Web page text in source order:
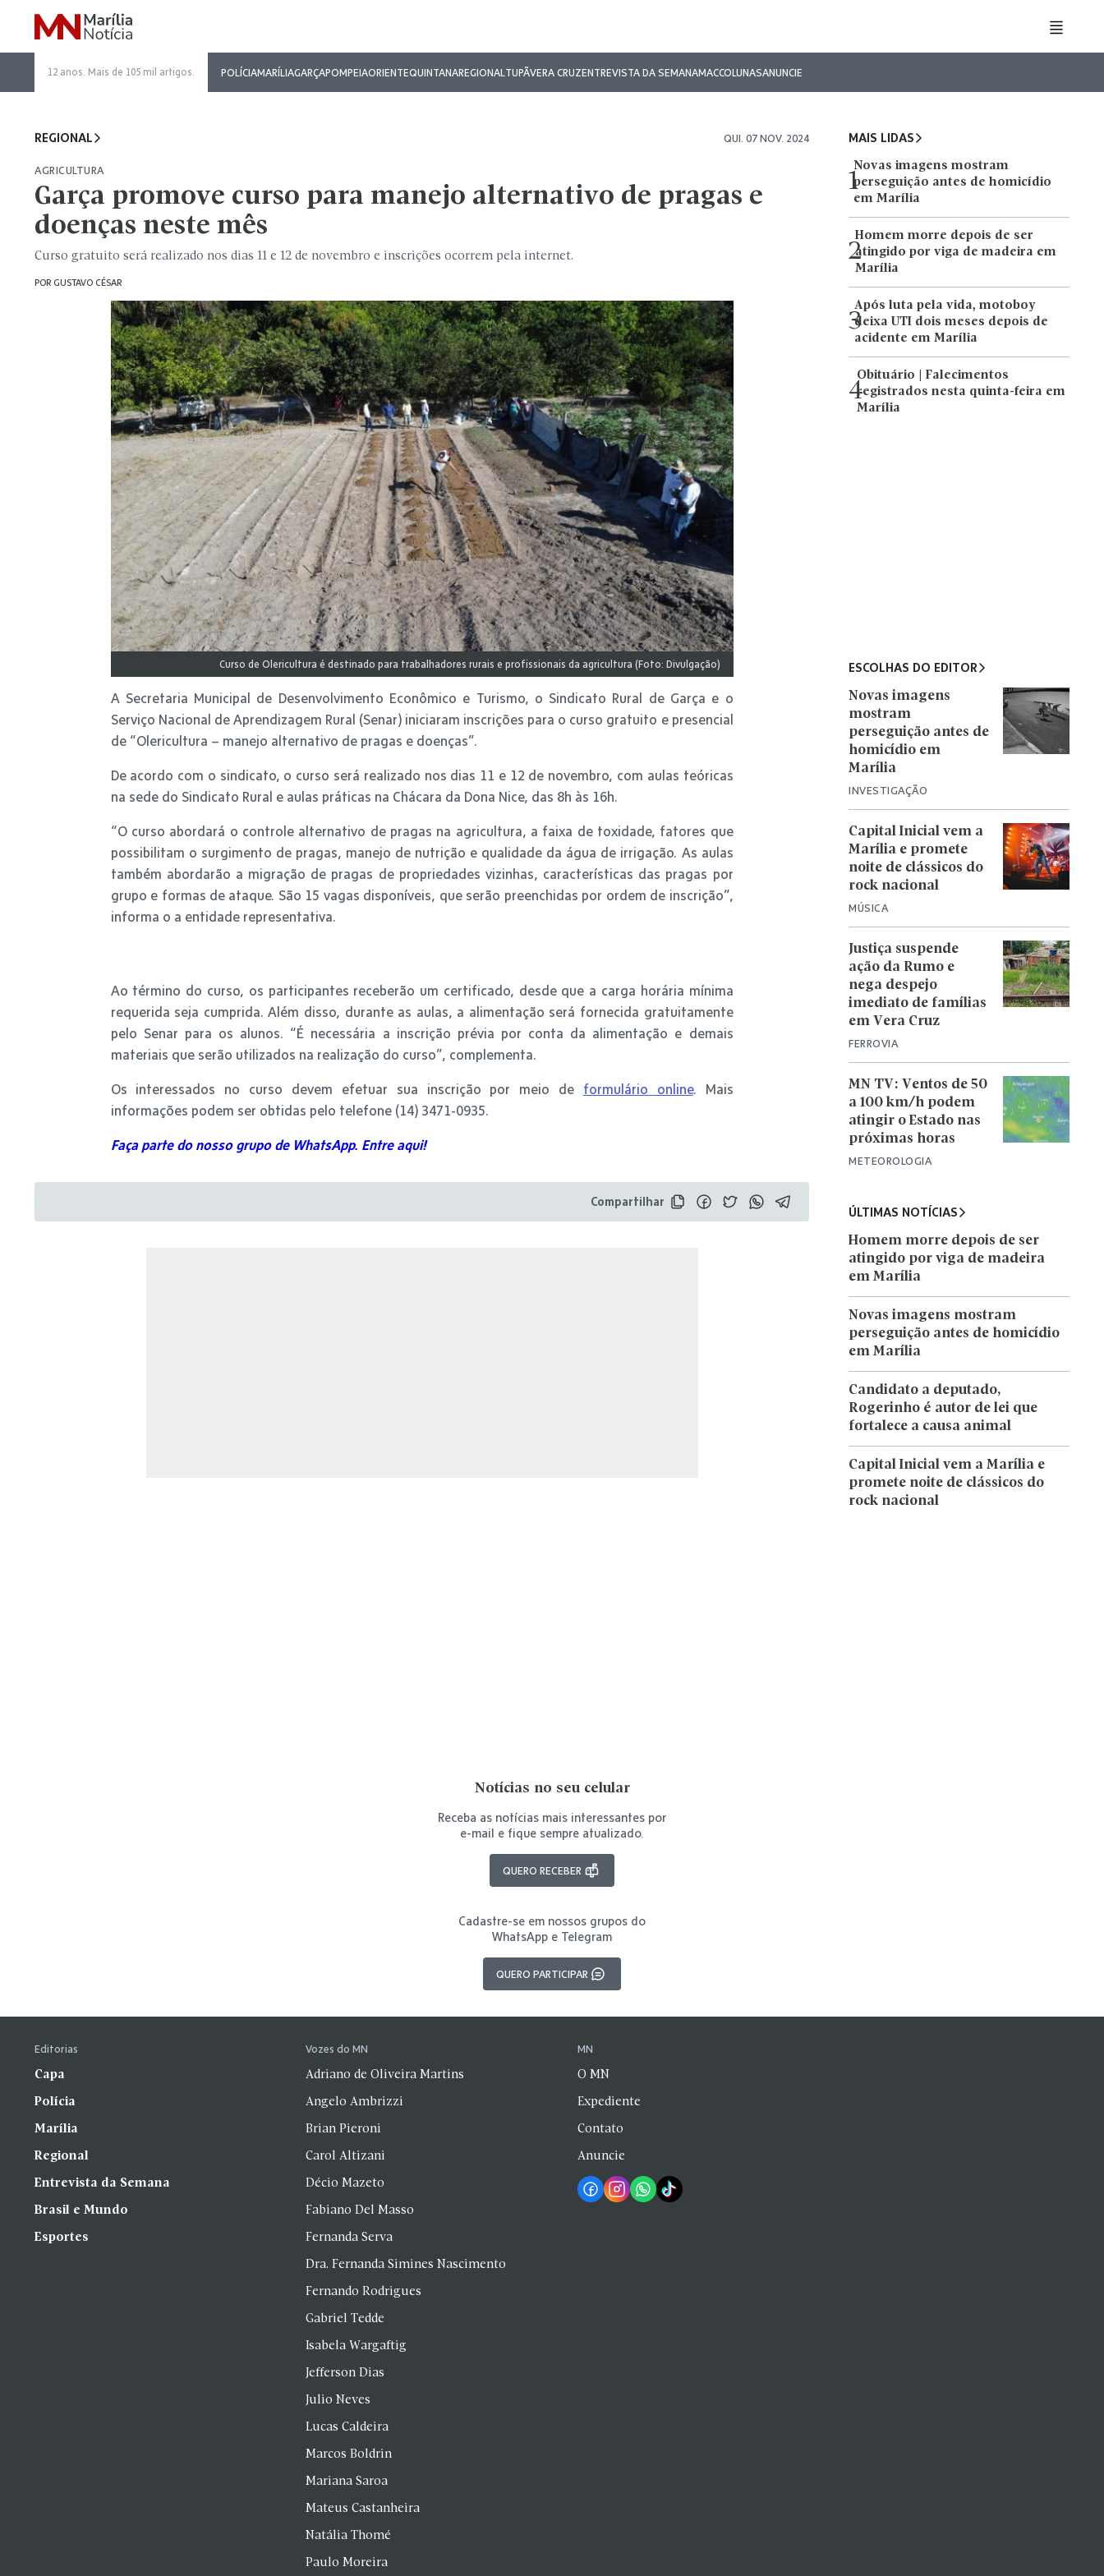
12 anos. Mais de 105 mil artigos. POLÍCIAMARÍLIAGARÇAPOMPEIAORIENTEQUINTANAREGIONALTUPÃVERA CRUZENTREVISTA DA SEMANAMACCOLUNASANUNCIE
REGIONAL QUI. 07 NOV. 2024
AGRICULTURA
Garça promove curso para manejo alternativo de pragas e
doenças neste mês
Curso gratuito será realizado nos dias 11 e 12 de novembro e inscrições ocorrem pela internet.
POR GUSTAVO CÉSAR
Curso de Olericultura é destinado para trabalhadores rurais e profissionais da agricultura (Foto: Divulgação)
A Secretaria Municipal de Desenvolvimento Econômico e Turismo, o Sindicato Rural de Garça e o
Serviço Nacional de Aprendizagem Rural (Senar) iniciaram inscrições para o curso gratuito e presencial
de “Olericultura – manejo alternativo de pragas e doenças”.
De acordo com o sindicato, o curso será realizado nos dias 11 e 12 de novembro, com aulas teóricas
na sede do Sindicato Rural e aulas práticas na Chácara da Dona Nice, das 8h às 16h.
“O curso abordará o controle alternativo de pragas na agricultura, a faixa de toxidade, fatores que
possibilitam o surgimento de pragas, manejo de nutrição e qualidade da água de irrigação. As aulas
também abordarão a migração de pragas de propriedades vizinhas, características das pragas por
grupo e formas de ataque. São 15 vagas disponíveis, que serão preenchidas por ordem de inscrição”,
informa o a entidade representativa.
Ao término do curso, os participantes receberão um certificado, desde que a carga horária mínima
requerida seja cumprida. Além disso, durante as aulas, a alimentação será fornecida gratuitamente
pelo Senar para os alunos. “É necessária a inscrição prévia por conta da alimentação e demais
materiais que serão utilizados na realização do curso”, complementa.
Os interessados no curso devem efetuar sua inscrição por meio de formulário online. Mais
informações podem ser obtidas pelo telefone (14) 3471-0935.
Faça parte do nosso grupo de WhatsApp. Entre aqui!
Compartilhar
MAIS LIDAS
1
Novas imagens mostram
perseguição antes de homicídio
em Marília
2
Homem morre depois de ser
atingido por viga de madeira em
Marília
3
Após luta pela vida, motoboy
deixa UTI dois meses depois de
acidente em Marília
4
Obituário | Falecimentos
registrados nesta quinta-feira em
Marília
ESCOLHAS DO EDITOR
INVESTIGAÇÃO
Novas imagens
mostram
perseguição antes de
homicídio em
Marília
MÚSICA
Capital Inicial vem a
Marília e promete
noite de clássicos do
rock nacional
FERROVIA
Justiça suspende
ação da Rumo e
nega despejo
imediato de famílias
em Vera Cruz
METEOROLOGIA
MN TV: Ventos de 50
a 100 km/h podem
atingir o Estado nas
próximas horas
ÚLTIMAS NOTÍCIAS
Homem morre depois de ser
atingido por viga de madeira
em Marília
Novas imagens mostram
perseguição antes de homicídio
em Marília
Candidato a deputado,
Rogerinho é autor de lei que
fortalece a causa animal
Capital Inicial vem a Marília e
promete noite de clássicos do
rock nacional
Notícias no seu celular
Receba as notícias mais interessantes por
e-mail e fique sempre atualizado.
QUERO RECEBER
Cadastre-se em nossos grupos do
WhatsApp e Telegram
QUERO PARTICIPAR
Editorias
Capa
Polícia
Marília
Regional
Entrevista da Semana
Brasil e Mundo
Esportes
Vozes do MN
Adriano de Oliveira Martins
Angelo Ambrizzi
Brian Pieroni
Carol Altizani
Décio Mazeto
Fabiano Del Masso
Fernanda Serva
Dra. Fernanda Simines Nascimento
Fernando Rodrigues
Gabriel Tedde
Isabela Wargaftig
Jefferson Dias
Julio Neves
Lucas Caldeira
Marcos Boldrin
Mariana Saroa
Mateus Castanheira
Natália Thomé
Paulo Moreira
MN
O MN
Expediente
Contato
Anuncie